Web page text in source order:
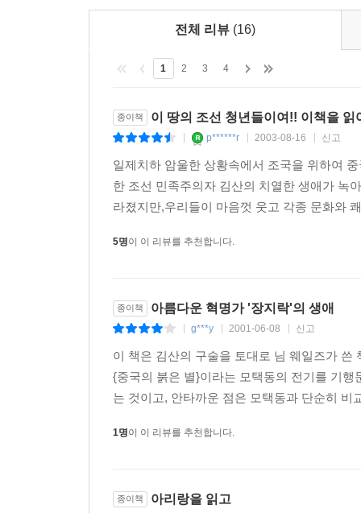
전체 리뷰 (16)
1 2 3 4
종이책 이 땅의 조선 청년들이여!! 이책을 읽
p******r 2003-08-16 신고
일제치하 암울한 상황속에서 조국을 위하여
한 조선 민족주의자 김산의 치열한 생애가 녹
라졌지만,우리들이 마음껏 웃고 각종 문화와
5명이 이 리뷰를 추천합니다.
종이책 아름다운 혁명가 '장지락'의 생애
g***y 2001-06-08 신고
이 책은 김산의 구술을 토대로 님 웨일즈가
{중국의 붉은 별}이라는 모택동의 전기를 기
는 것이고, 안타까운 점은 모택동과 단순히
1명이 이 리뷰를 추천합니다.
종이책 아리랑을 읽고